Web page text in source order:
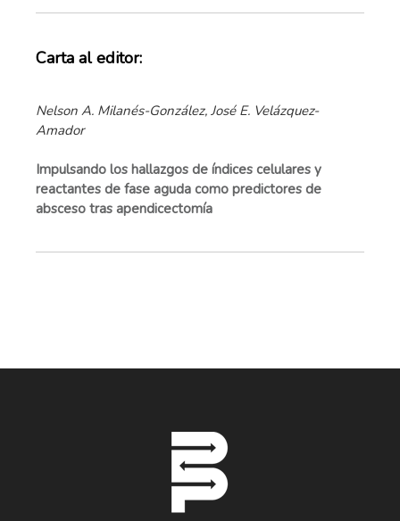
Carta al editor:
Nelson A. Milanés-González, José E. Velázquez-
Amador
Impulsando los hallazgos de índices celulares y
reactantes de fase aguda como predictores de
absceso tras apendicectomía